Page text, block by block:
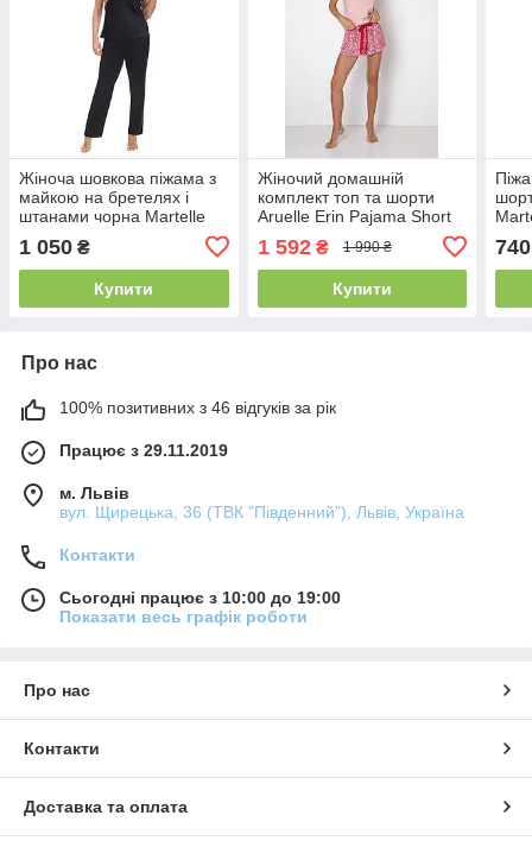
Жіноча шовкова піжама з
майкою на бретелях і
штанами чорна Martelle
1 050 ₴
Купити
Жіночий домашній
комплект топ та шорти
Aruelle Erin Pajama Short
1 592₴ 1 990 ₴
Купити
740
Про нас
100% позитивних з 46 відгуків за рік
Працює з 29.11.2019
м. Львів
вул. Щирецька, 36 (ТВК "Південний"), Львів, Україна
Контакти
Сьогодні працює з 10:00 до 19:00
Показати весь графік роботи
Про нас
Контакти
Доставка та оплата